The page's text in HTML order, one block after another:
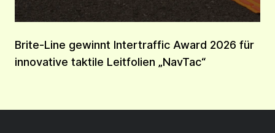
Brite-Line gewinnt Intertraffic Award 2026 für
innovative taktile Leitfolien „NavTac“